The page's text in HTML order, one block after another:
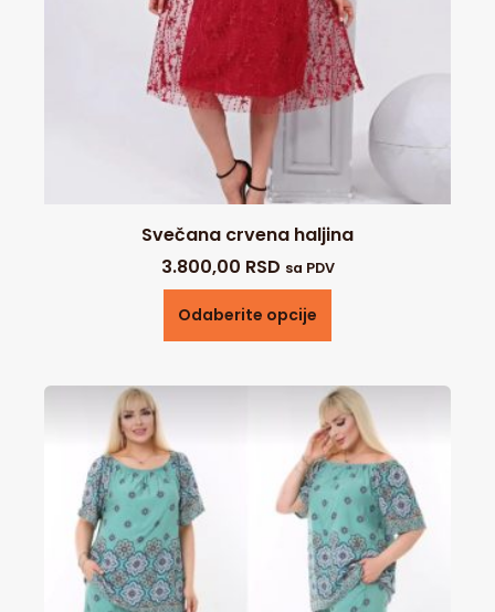
Svečana crvena haljina
3.800,00 RSD sa PDV
Odaberite opcije